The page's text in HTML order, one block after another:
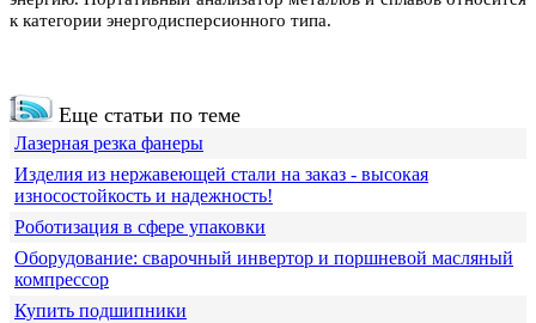
к категории энергодисперсионного типа.
Еще статьи по теме
Лазерная резка фанеры
Изделия из нержавеющей стали на заказ - высокая
износостойкость и надежность!
Роботизация в сфере упаковки
Оборудование: сварочный инвертор и поршневой масляный
компрессор
Купить подшипники